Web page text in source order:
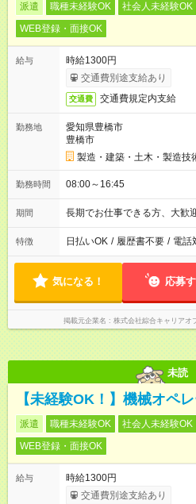
派遣 職種未経験OK 社会人未経験OK
WEB登録・面接OK
給与
時給1300円
交通費別途支給あり
交通費 交通費規定内支給
勤務地
愛知県豊橋市
豊橋市
製造・建築・土木・製造技
勤務時間 08:00～16:45
期間 長期でお仕事できる方、大歓
特徴 日払いOK / 履歴書不要 / 電話
気になる！ 応募
掲載元企業名 株式会社綜合キャリアオ
未読
【未経験OK！】機械オペ
派遣 職種未経験OK 社会人未経験OK
WEB登録・面接OK
給与
時給1300円
交通費別途支給あり